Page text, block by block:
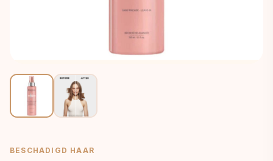
BESCHADIGD HAAR